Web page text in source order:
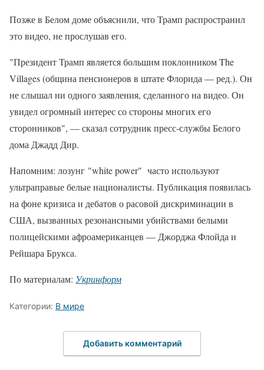
Позже в Белом доме объяснили, что Трамп распространил
это видео, не прослушав его.
"Президент Трамп является большим поклонником The
Villages (община пенсионеров в штате Флорида — ред.). Он
не слышал ни одного заявления, сделанного на видео. Он
увидел огромный интерес со стороны многих его
сторонников", — сказал сотрудник пресс-службы Белого
дома Джадд Дир.
Напомним: лозунг "white power" часто используют
ультраправые белые националисты. Публикация появилась
на фоне кризиса и дебатов о расовой дискриминации в
США, вызванных резонансными убийствами белыми
полицейскими афроамериканцев — Джорджа Флойда и
Рейшара Брукса.
По материалам: Укринформ
Категории: В мире
Добавить комментарий